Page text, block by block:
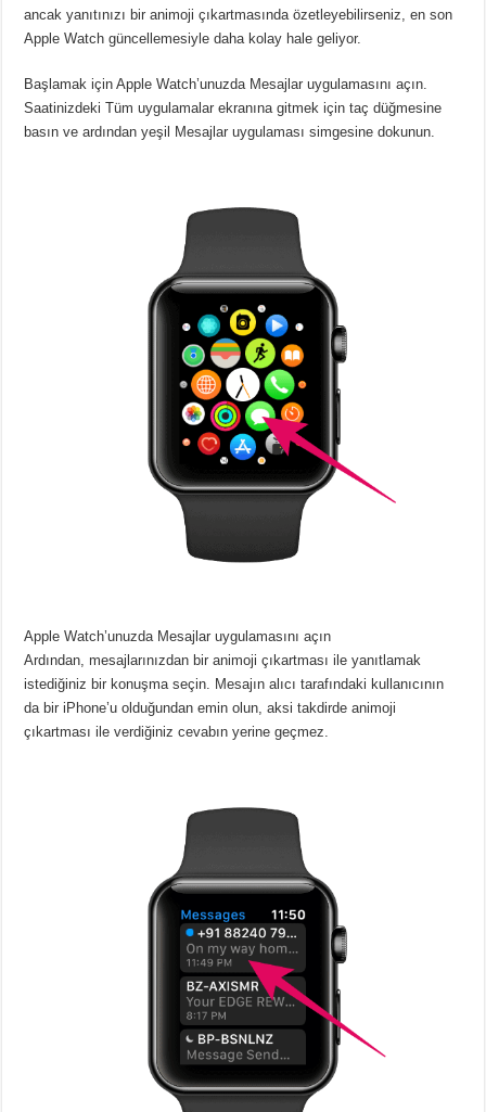
ancak yanıtınızı bir animoji çıkartmasında özetleyebilirseniz, en son
Apple Watch güncellemesiyle daha kolay hale geliyor.
Başlamak için Apple Watch’unuzda Mesajlar uygulamasını açın.
Saatinizdeki Tüm uygulamalar ekranına gitmek için taç düğmesine
basın ve ardından yeşil Mesajlar uygulaması simgesine dokunun.
Apple Watch’unuzda Mesajlar uygulamasını açın
Ardından, mesajlarınızdan bir animoji çıkartması ile yanıtlamak
istediğiniz bir konuşma seçin. Mesajın alıcı tarafındaki kullanıcının
da bir iPhone’u olduğundan emin olun, aksi takdirde animoji
çıkartması ile verdiğiniz cevabın yerine geçmez.